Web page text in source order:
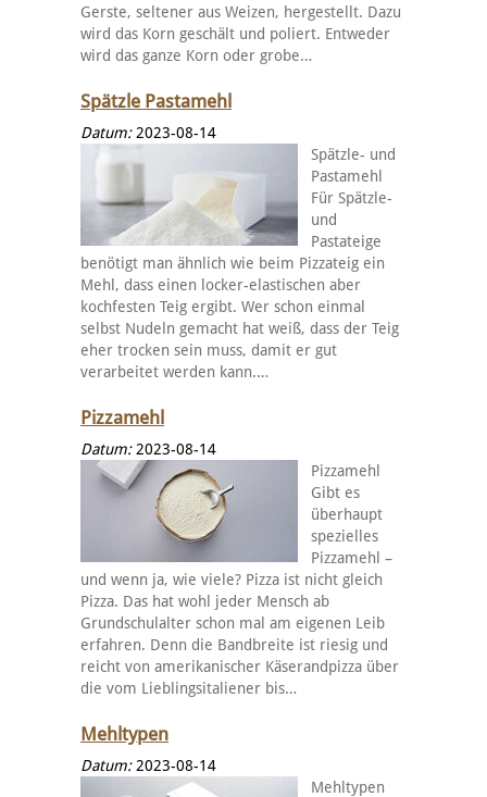
Gerste, seltener aus Weizen, hergestellt. Dazu
wird das Korn geschält und poliert. Entweder
wird das ganze Korn oder grobe…
Spätzle Pastamehl
Datum:2023-08-14
Spätzle- und
Pastamehl
Für Spätzle-
und
Pastateige
benötigt man ähnlich wie beim Pizzateig ein
Mehl, dass einen locker-elastischen aber
kochfesten Teig ergibt. Wer schon einmal
selbst Nudeln gemacht hat weiß, dass der Teig
eher trocken sein muss, damit er gut
verarbeitet werden kann.…
Pizzamehl
Datum:2023-08-14
Pizzamehl
Gibt es
überhaupt
spezielles
Pizzamehl –
und wenn ja, wie viele? Pizza ist nicht gleich
Pizza. Das hat wohl jeder Mensch ab
Grundschulalter schon mal am eigenen Leib
erfahren. Denn die Bandbreite ist riesig und
reicht von amerikanischer Käserandpizza über
die vom Lieblingsitaliener bis…
Mehltypen
Datum:2023-08-14
Mehltypen